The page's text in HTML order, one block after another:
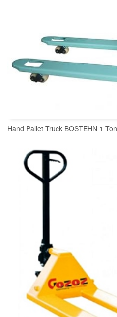
Hand Pallet Truck BOSTEHN 1 Ton